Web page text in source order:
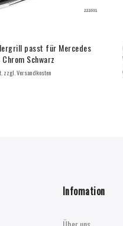
passt für Mercedes
Schwarz
zzgl. Versandkosten
Infomation